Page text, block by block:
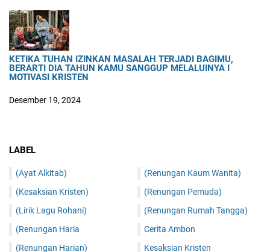
KETIKA TUHAN IZINKAN MASALAH TERJADI BAGIMU,
BERARTI DIA TAHUN KAMU SANGGUP MELALUINYA I
MOTIVASI KRISTEN
Desember 19, 2024
LABEL
(Ayat Alkitab)
(Kesaksian Kristen)
(Lirik Lagu Rohani)
(Renungan Haria
(Renungan Harian)
(Renungan Kaum Wanita)
(Renungan Pemuda)
(Renungan Rumah Tangga)
Cerita Ambon
Kesaksian Kristen